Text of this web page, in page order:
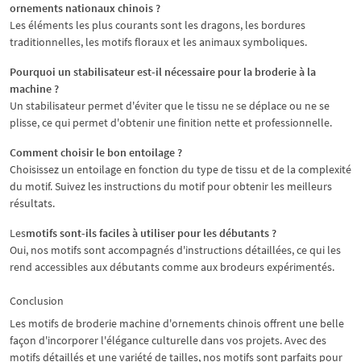
ornements nationaux chinois ?
Les éléments les plus courants sont les dragons, les bordures
traditionnelles, les motifs floraux et les animaux symboliques.
Pourquoi un stabilisateur est-il nécessaire pour la broderie à la
machine ?
Un stabilisateur permet d'éviter que le tissu ne se déplace ou ne se
plisse, ce qui permet d'obtenir une finition nette et professionnelle.
Comment choisir le bon entoilage ?
Choisissez un entoilage en fonction du type de tissu et de la complexité
du motif. Suivez les instructions du motif pour obtenir les meilleurs
résultats.
Lesmotifs sont-ils faciles à utiliser pour les débutants ?
Oui, nos motifs sont accompagnés d'instructions détaillées, ce qui les
rend accessibles aux débutants comme aux brodeurs expérimentés.
Conclusion
Les motifs de broderie machine d'ornements chinois offrent une belle
façon d'incorporer l'élégance culturelle dans vos projets. Avec des
motifs détaillés et une variété de tailles, nos motifs sont parfaits pour